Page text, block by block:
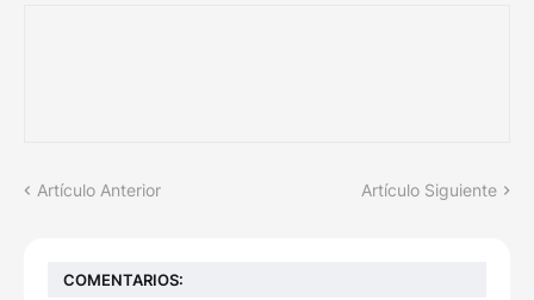
Artículo Anterior Artículo Siguiente
COMENTARIOS: